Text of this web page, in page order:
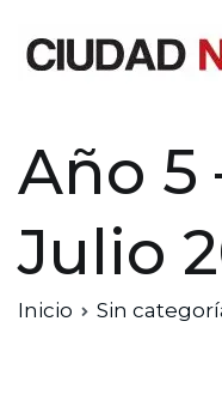
Año 5
Julio
Inicio Sin